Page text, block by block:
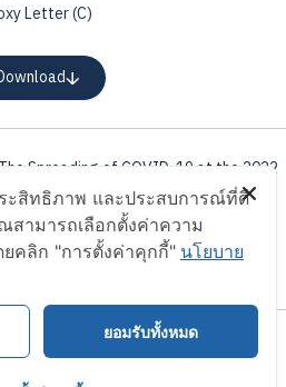
Letter (C)
Spreading of COVID-19 at the 2022
meeting venue
ระสิทธิภาพ และประสบการณ์ที่ดี
สามารถเลือกตั้งค่าความ
คลิก "การตั้งค่าคุกกี้" นโยบาย
ยอมรับทั้งหมด